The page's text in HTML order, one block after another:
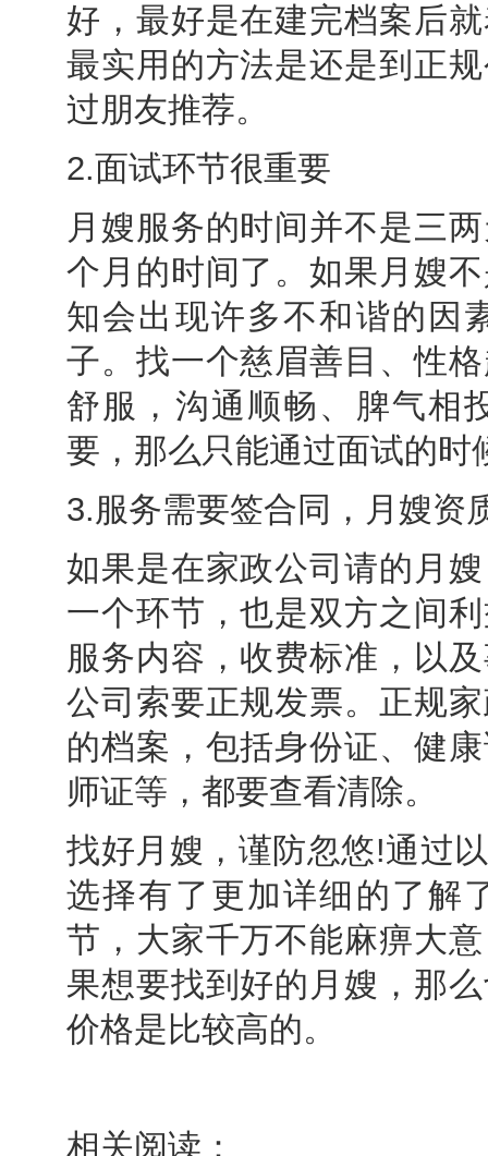
好，最好是在建完档案后
最实用的方法是还是到正
过朋友推荐。
2.面试环节很重要
月嫂服务的时间并不是三
个月的时间了。如果月嫂
知会出现许多不和谐的因
子。找一个慈眉善目、性
舒服，沟通顺畅、脾气相
要，那么只能通过面试的时
3.服务需要签合同，月嫂资
如果是在家政公司请的月
一个环节，也是双方之间
服务内容，收费标准，以
公司索要正规发票。正规
的档案，包括身份证、健
师证等，都要查看清除。
找好月嫂，谨防忽悠!通过
选择有了更加详细的了解
节，大家千万不能麻痹大
果想要找到好的月嫂，那
价格是比较高的。
相关阅读：